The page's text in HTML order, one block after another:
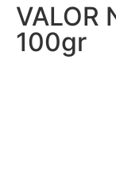
VALOR
100gr
Valor energia 1017kj